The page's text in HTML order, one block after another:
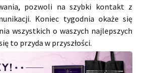
pozwoli na szybki kontakt z
Koniec tygodnia okaże się
wszystkich o waszych najlepszych
to przyda w przyszłości.